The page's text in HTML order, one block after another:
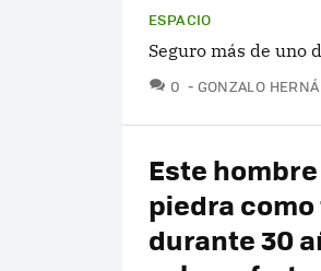
ESPACIO
Seguro más de uno
0 COMENTARIOS
GONZALO
Este
piedra
durante 30